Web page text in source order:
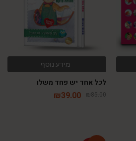
מידע נוסף
לכל אחד יש פחד משלו
₪85.00
₪39.00